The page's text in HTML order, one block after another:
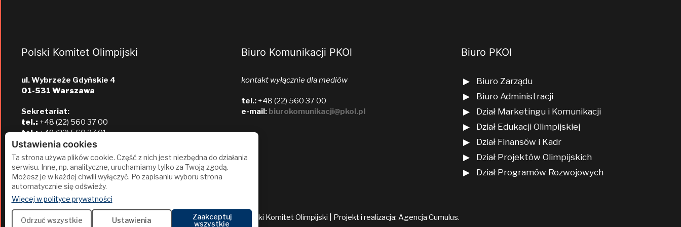
Polski Komitet Olimpijski
ul. Wybrzeże Gdyńskie 4
01-531 Warszawa
Sekretariat:
tel.: +48 (22) 560 37 00
tel.:+48 (22) 560 37 01
e-mail:pkol@pkol.pl
Biuro Komunikacji PKOl
kontakt wyłącznie dla mediów
tel.:+48 (22) 560 37 00
e-mail: biurokomunikacji@pkol.pl
Biuro PKOl
Biuro Zarządu
Biuro Administracji
Dział Marketingu i Komunikacji
Dział Edukacji Olimpijskiej
Dział Finansów i Kadr
Dział Projektów Olimpijskich
Dział Programów Rozwojowych
2026 Polski Komitet Olimpijski | Projekt i realizacja: Agencja Cumulus.
Ustawienia cookies
Ta strona używa plików cookie. Część z nich jest niezbędna do działania
serwisu. Inne, np. analityczne, uruchamiamy tylko za Twoją zgodą.
Możesz je w każdej chwili wyłączyć. Po zapisaniu wyboru strona
automatycznie się odświeży.
Więcej w polityce prywatności(otwiera się w nowej karcie)
Odrzuć wszystkie Ustawienia
Zaakceptuj
wszystkie